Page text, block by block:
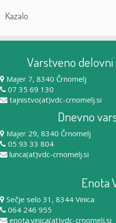
Kazalo
Varstveno
Majer 7, 8340 Črnomelj
07 35 69 130
tajnistvo(at)vdc-crnomelj.si
Dnevno
Majer 29, 8340 Črnomelj
05 93 33 804
lunca(at)vdc-crnomelj.si
Enota
Sečje selo 31, 8344 Vinica
064 246 955
enota.vinica(at)vdc-crnomelj.si